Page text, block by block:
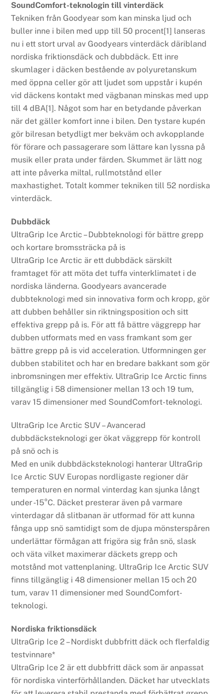
SoundComfort-teknologin till vinterdäck
Tekniken från Goodyear som kan minska ljud och
buller inne i bilen med upp till 50 procent[1] lanseras
nu i ett stort urval av Goodyears vinterdäck däribland
nordiska friktionsdäck och dubbdäck. Ett inre
skumlager i däcken bestående av polyuretanskum
med öppna celler gör att ljudet som uppstår i kupén
vid däckens kontakt med vägbanan minskas med upp
till 4 dBA[1]. Något som har en betydande påverkan
när det gäller komfort inne i bilen. Den tystare kupén
gör bilresan betydligt mer bekväm och avkopplande
för förare och passagerare som lättare kan lyssna på
musik eller prata under färden. Skummet är lätt nog
att inte påverka miltal, rullmotstånd eller
maxhastighet. Totalt kommer tekniken till 52 nordiska
vinterdäck.
Dubbdäck
UltraGrip Ice Arctic – Dubbteknologi för bättre grepp
och kortare bromssträcka på is
UltraGrip Ice Arctic är ett dubbdäck särskilt
framtaget för att möta det tuffa vinterklimatet i de
nordiska länderna. Goodyears avancerade
dubbteknologi med sin innovativa form och kropp, gör
att dubben behåller sin riktningsposition och sitt
effektiva grepp på is. För att få bättre väggrepp har
dubben utformats med en vass framkant som ger
bättre grepp på is vid acceleration. Utformningen ger
dubben stabilitet och har en bredare bakkant som gör
inbromsningen mer effektiv. UltraGrip Ice Arctic finns
tillgänglig i 58 dimensioner mellan 13 och 19 tum,
varav 15 dimensioner med SoundComfort-teknologi.
UltraGrip Ice Arctic SUV – Avancerad
dubbdäcksteknologi ger ökat väggrepp för kontroll
på snö och is
Med en unik dubbdäcksteknologi hanterar UltraGrip
Ice Arctic SUV Europas nordligaste regioner där
temperaturen en normal vinterdag kan sjunka långt
under -15°C. Däcket presterar även på varmare
vinterdagar då slitbanan är utformad för att kunna
fånga upp snö samtidigt som de djupa mönsterspåren
underlättar förmågan att frigöra sig från snö, slask
och väta vilket maximerar däckets grepp och
motstånd mot vattenplaning. UltraGrip Ice Arctic SUV
finns tillgänglig i 48 dimensioner mellan 15 och 20
tum, varav 11 dimensioner med SoundComfort-
teknologi.
Nordiska friktionsdäck
UltraGrip Ice 2 – Nordiskt dubbfritt däck och flerfaldig
testvinnare*
UltraGrip Ice 2 är ett dubbfritt däck som är anpassat
för nordiska vinterförhållanden. Däcket har utvecklats